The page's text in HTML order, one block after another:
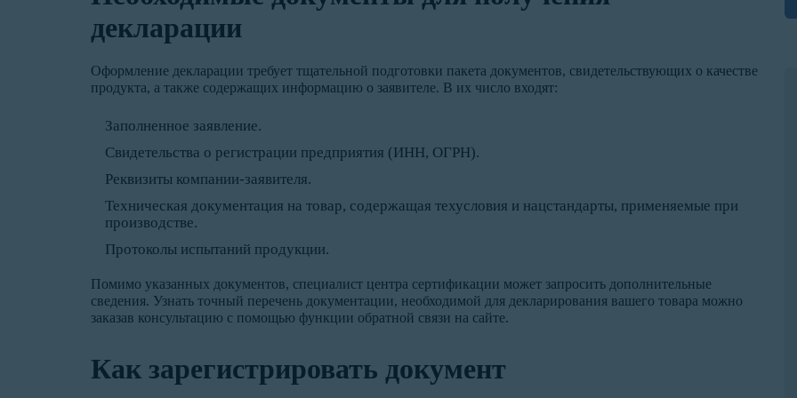
декларации
Оформление декларации требует тщательной подготовки пакета документов, свидетельствующих о качестве
продукта, а также содержащих информацию о заявителе. В их число входят:
Заполненное заявление.
Свидетельства о регистрации предприятия (ИНН, ОГРН).
Реквизиты компании-заявителя.
Техническая документация на товар, содержащая техусловия и нацстандарты, применяемые при
производстве.
Протоколы испытаний продукции.
Помимо указанных документов, специалист центра сертификации может запросить дополнительные
сведения. Узнать точный перечень документации, необходимой для декларирования вашего товара можно
заказав консультацию с помощью функции обратной связи на сайте.
Как зарегистрировать документ